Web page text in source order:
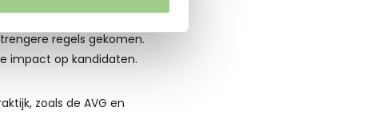
regels gekomen.
impact op kandidaten.
zoals de AVG en